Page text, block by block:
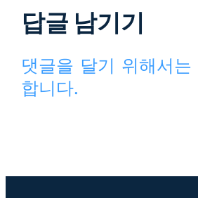
답글 남기기
댓글을 달기 위해서는
합니다.